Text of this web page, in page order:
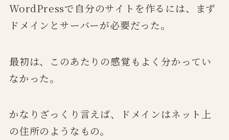
WordPressで自分のサイトを作るには、まず
ドメインとサーバーが必要だった。
最初は、このあたりの感覚もよく分かってい
なかった。
かなりざっくり言えば、ドメインはネット上
の住所のようなもの。